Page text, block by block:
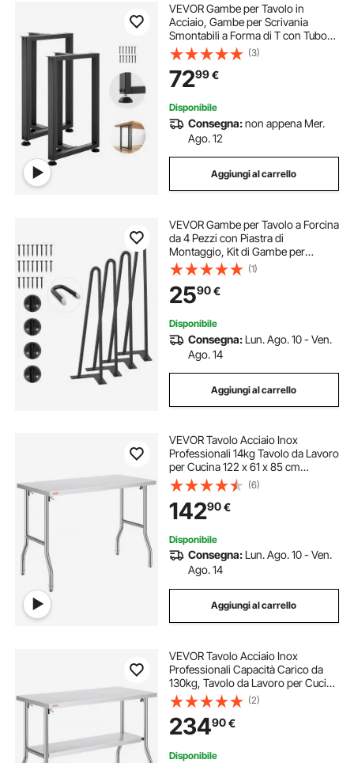
VEVOR Gambe per Tavolo in
Acciaio, Gambe per Scrivania
Smontabili a Forma di T con Tubo
Quadrato, Design Modulare,
Montaggio Semplice, Carico Max.
1000 kg, 74 x 45 cm, Set da 2, per
Tavolo da Bar
(3)
7299€
Disponibile
Consegna:non appena Mer.
Ago. 12
Aggiungi al carrello
VEVOR Gambe per Tavolo a Forcina
da 4 Pezzi con Piastra di
Montaggio, Kit di Gambe per
Scrivania Lunghezza 40,6 cm in
Acciaio Capacità Carico max. 227
kg, Gambe per Mobili per Tavolo da
Casa Ufficio
(1)
2590€
Disponibile
Consegna: Lun. Ago. 10 - Ven.
Ago. 14
Aggiungi al carrello
VEVOR Tavolo Acciaio Inox
Professionali 14kg Tavolo da Lavoro
per Cucina 122 x 61 x 85 cm
Gastronomia Tavolo da Lavoro,
Capacità di Carico 100 kg Piano
Lavoro Commerciale per Ristorante
(6)
14290€
Disponibile
Consegna: Lun. Ago. 10 - Ven.
Ago. 14
Aggiungi al carrello
VEVOR Tavolo Acciaio Inox
Professionali Capacità Carico da
130kg, Tavolo da Lavoro per Cucina
Gastronomia Tavolo da Lavoro, 2
Piani Pieghevole 122 x 61 x 85 cm
Lavoro Commerciale per Ristorante
Cucina
(2)
23490€
Disponibile